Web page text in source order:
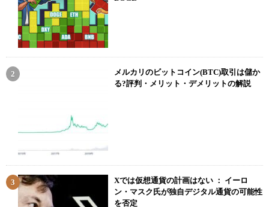
Coincheck NFTを始めるには、Coincheck（コインチェック）の口座
開設が必要です。
※既に口座開設がお済みの方は読み進めてください
口座をお持ちでない方は、無料かつ約10分ほどで開設できるのでサ
クっと済ませてしまいましょう。
口座開設の手順は以下の通りです。
コインチェックへアクセス
アカウント登録
本人確認を設定
二段階認証を設定
メルカリのビットコイン(BTC)取引は儲か
る?評判・メリット・デメリットの解説
Xでは仮想通貨の計画はない ： イーロ
ン・マスク氏が独自デジタル通貨の可能性
を否定